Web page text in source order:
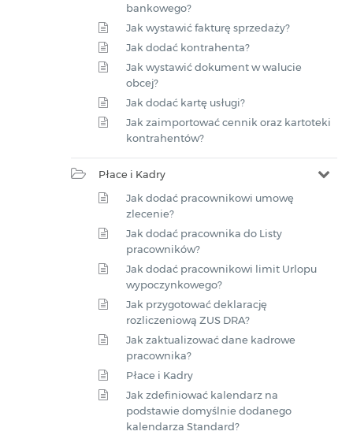
bankowego?
Jak wystawić fakturę sprzedaży?
Jak dodać kontrahenta?
Jak wystawić dokument w walucie
obcej?
Jak dodać kartę usługi?
Jak zaimportować cennik oraz kartoteki
kontrahentów?
Płace i Kadry
Jak dodać pracownikowi umowę
zlecenie?
Jak dodać pracownika do Listy
pracowników?
Jak dodać pracownikowi limit Urlopu
wypoczynkowego?
Jak przygotować deklarację
rozliczeniową ZUS DRA?
Jak zaktualizować dane kadrowe
pracownika?
Płace i Kadry
Jak zdefiniować kalendarz na
podstawie domyślnie dodanego
kalendarza Standard?